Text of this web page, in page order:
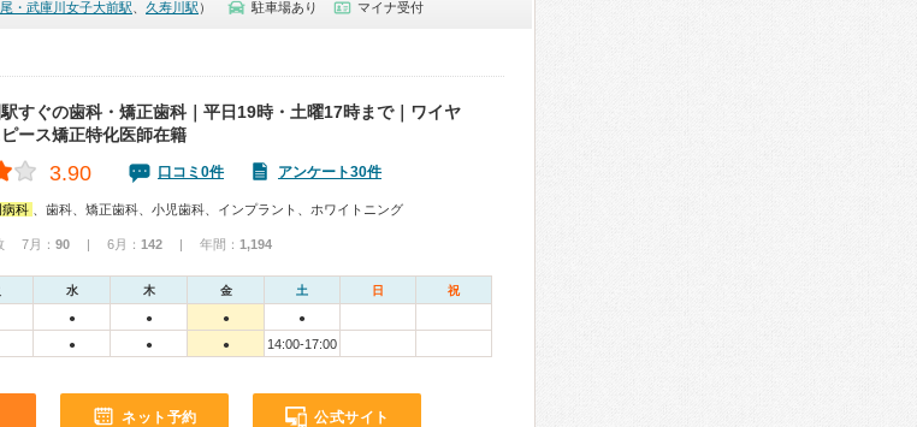
・武庫川女子大前駅 久寿川駅 ） 駐車場あり マイナ受付
すぐの歯科・矯正歯科｜平日19時・土曜17時まで｜ワイヤ
ース矯正特化医師在籍
3.90 口コミ0件 アンケート30件
病科 、歯科、矯正歯科、小児歯科、インプラント、ホワイトニング
7月： 90 | 6月： 142 | 年間： 1,194
水 木 金 土 日 祝
● ● ● ●
● ● ● 14:00-17:00
ネット予約 公式サイト